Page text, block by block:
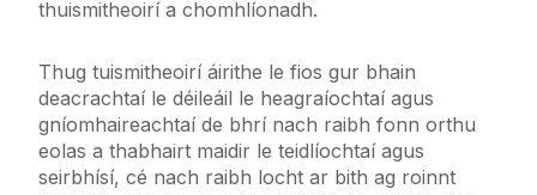
thuismitheoirí a chomhlíonadh.
Thug tuismitheoirí áirithe le fios gur bhain
deacrachtaí le déileáil le heagraíochtaí agus
gníomhaireachtaí de bhrí nach raibh fonn orthu
eolas a thabhairt maidir le teidlíochtaí agus
seirbhísí, cé nach raibh locht ar bith ag roinnt